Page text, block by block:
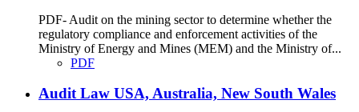
PDF- Audit on the mining sector to determine whether the
regulatory compliance and enforcement activities of the
Ministry of Energy and Mines (MEM) and the Ministry of...
PDF
Audit Law USA, Australia, New South Wales